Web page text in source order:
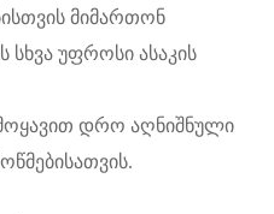
მიმართონ
სხვა უფროსი ასაკის
დრო აღნიშნული